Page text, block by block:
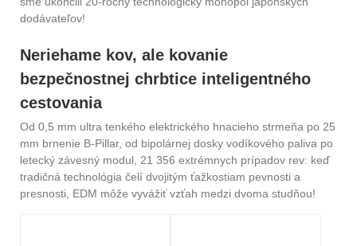
dodávateľov!
Neriehame kov, ale kovanie
bezpečnostnej chrbtice inteligentného
cestovania
Od 0,5 mm ultra tenkého elektrického hnacieho strmeňa po 25
mm brnenie B-Pillar, od bipolárnej dosky vodíkového paliva po
letecký závesný modul, 21 356 extrémnych prípadov rev: keď
tradičná technológia čelí dvojitým ťažkostiam pevnosti a
presnosti, EDM môže vyvážiť vzťah medzi dvoma studňou!